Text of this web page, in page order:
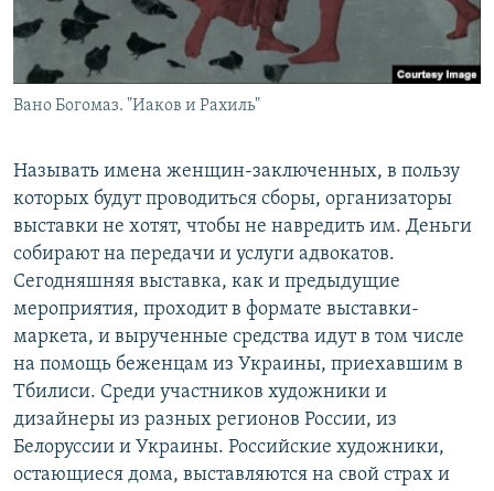
Вано Богомаз. "Иаков и Рахиль"
Называть имена женщин-заключенных, в пользу
которых будут проводиться сборы, организаторы
выставки не хотят, чтобы не навредить им. Деньги
собирают на передачи и услуги адвокатов.
Сегодняшняя выставка, как и предыдущие
мероприятия, проходит в формате выставки-
маркета, и вырученные средства идут в том числе
на помощь беженцам из Украины, приехавшим в
Тбилиси. Среди участников художники и
дизайнеры из разных регионов России, из
Белоруссии и Украины. Российские художники,
остающиеся дома, выставляются на свой страх и